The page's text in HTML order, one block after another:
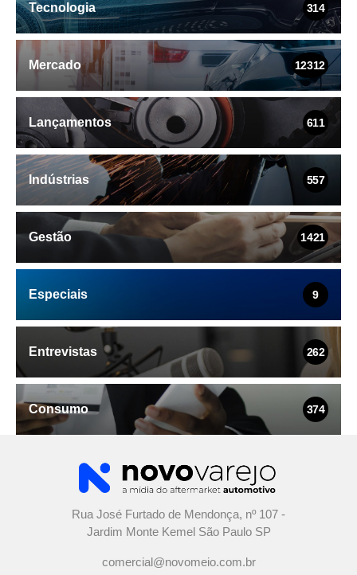
Tecnologia 314
Mercado 12312
Lançamentos 611
Indústrias 557
Gestão 1421
Especiais 9
Entrevistas 262
Consumo 374
Rua José Furtado de Mendonça, nº 107 -
Jardim Monte Kemel São Paulo SP
comercial@novomeio.com.br